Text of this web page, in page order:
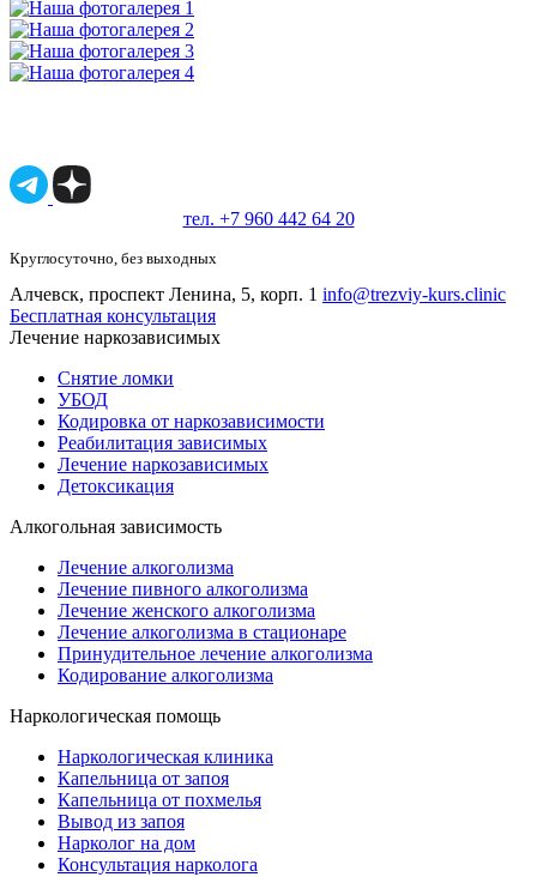
тел. +7 960 442 64 20
Круглосуточно, без выходных
Алчевск, проспект Ленина, 5, корп. 1 info@trezviy-kurs.clinic
Бесплатная консультация
Лечение наркозависимых
Снятие ломки
УБОД
Кодировка от наркозависимости
Реабилитация зависимых
Лечение наркозависимых
Детоксикация
Алкогольная зависимость
Лечение алкоголизма
Лечение пивного алкоголизма
Лечение женского алкоголизма
Лечение алкоголизма в стационаре
Принудительное лечение алкоголизма
Кодирование алкоголизма
Наркологическая помощь
Наркологическая клиника
Капельница от запоя
Капельница от похмелья
Вывод из запоя
Нарколог на дом
Консультация нарколога